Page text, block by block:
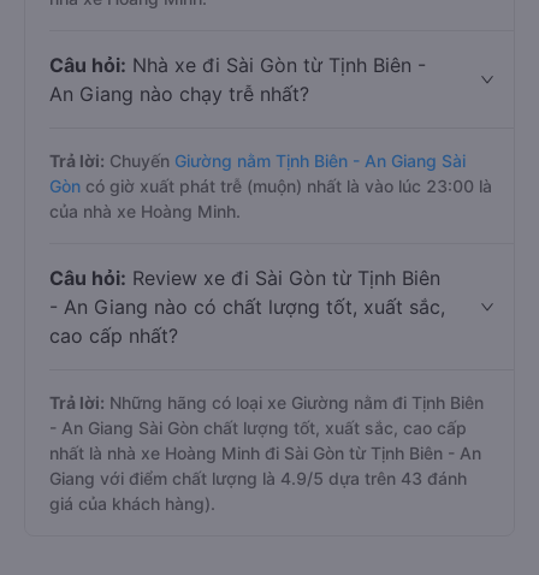
Câu hỏi: Nhà xe đi Sài Gòn từ Tịnh Biên -
An Giang nào chạy trễ nhất?
Trả lời: Chuyến Giường nằm Tịnh Biên - An Giang Sài
Gòn có giờ xuất phát trễ (muộn) nhất là vào lúc 23:00 là
của nhà xe Hoàng Minh.
Câu hỏi: Review xe đi Sài Gòn từ Tịnh Biên
- An Giang nào có chất lượng tốt, xuất sắc,
cao cấp nhất?
Trả lời: Những hãng có loại xe Giường nằm đi Tịnh Biên
- An Giang Sài Gòn chất lượng tốt, xuất sắc, cao cấp
nhất là nhà xe Hoàng Minh đi Sài Gòn từ Tịnh Biên - An
Giang với điểm chất lượng là 4.9/5 dựa trên 43 đánh
giá của khách hàng).